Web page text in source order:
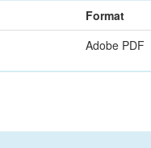
Format
Adobe PDF